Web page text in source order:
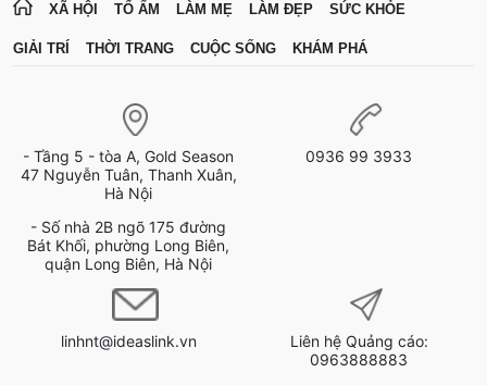
XÃ HỘI TỔ ẤM LÀM MẸ LÀM ĐẸP SỨC KHỎE
GIẢI TRÍ THỜI TRANG CUỘC SỐNG KHÁM PHÁ
- Tầng 5 - tòa A, Gold Season
47 Nguyễn Tuân, Thanh Xuân,
Hà Nội
- Số nhà 2B ngõ 175 đường
Bát Khối, phường Long Biên,
quận Long Biên, Hà Nội
0936 99 3933
linhnt@ideaslink.vn
Liên hệ Quảng cáo:
0963888883